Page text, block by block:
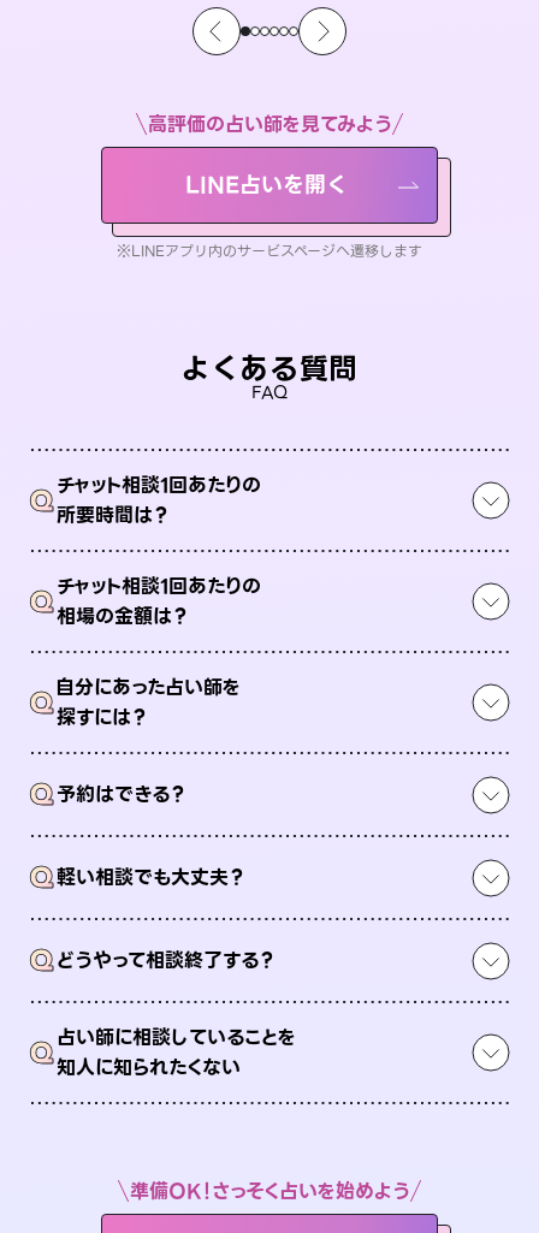
高評価の占い師を見てみよう
LINE占いを開く
※LINEアプリ内のサービスページへ遷移します
よくある質問
FAQ
Qチャット相談1回あたりの
所要時間は？
Qチャット相談1回あたりの
相場の金額は？
Q自分にあった占い師を
探すには？
Q予約はできる？
Q軽い相談でも大丈夫？
Qどうやって相談終了する？
Q占い師に相談していることを
知人に知られたくない
準備OK！さっそく占いを始めよう